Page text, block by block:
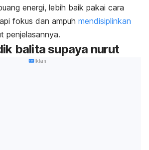
energi, lebih baik pakai cara
fokus dan ampuh mendisiplinkan
penjelasannya.
balita supaya nurut
Iklan